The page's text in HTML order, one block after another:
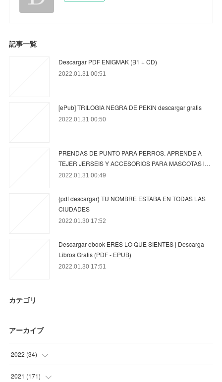
記事一覧
Descargar PDF ENIGMAK (B1 + CD)
2022.01.31 00:51
[ePub] TRILOGIA NEGRA DE PEKIN descargar gratis
2022.01.31 00:50
PRENDAS DE PUNTO PARA PERROS. APRENDE A
TEJER JERSEIS Y ACCESORIOS PARA MASCOTAS l…
2022.01.31 00:49
{pdf descargar} TU NOMBRE ESTABA EN TODAS LAS
CIUDADES
2022.01.30 17:52
Descargar ebook ERES LO QUE SIENTES | Descarga
Libros Gratis (PDF - EPUB)
2022.01.30 17:51
カテゴリ
アーカイブ
2022 (34)
(34
2021 (171)